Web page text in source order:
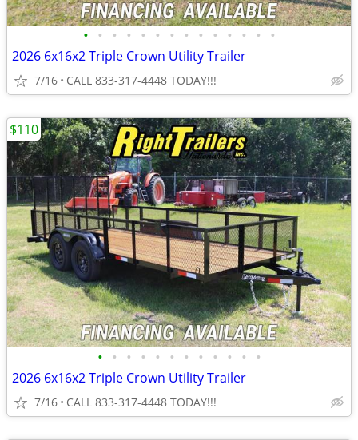
• • • • • • • • • • • • • •
2026 6x16x2 Triple Crown Utility Trailer
7/16 CALL 833-317-4448 TODAY!!!
• • • • • • • • • • • •
2026 6x16x2 Triple Crown Utility Trailer
7/16 CALL 833-317-4448 TODAY!!!
$110